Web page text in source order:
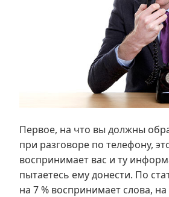
Первое, на что вы должны
при разговоре по телефону,
воспринимает вас и ту
пытаетесь ему донести. По
на 7 % воспринимает слова, на